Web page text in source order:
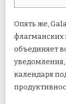
Опять же,
флагманских
объединяет
календаря